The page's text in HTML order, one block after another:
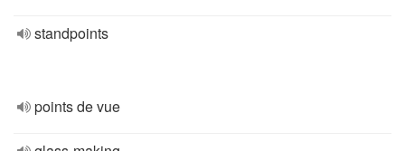
standpoints
points de vue